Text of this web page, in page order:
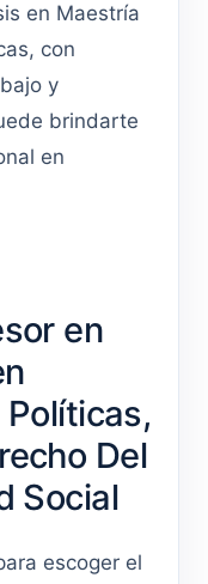
en Maestría
con
y
brindarte
en
en
Del
Social
escoger el